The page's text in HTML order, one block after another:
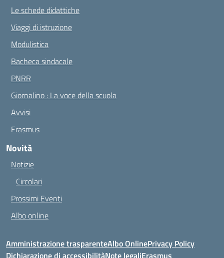
Le schede didattiche
Viaggi di istruzione
Modulistica
Bacheca sindacale
PNRR
Giornalino : La voce della scuola
Avvisi
Erasmus
Novità
Notizie
Circolari
Prossimi Eventi
Albo online
Amministrazione trasparenteAlbo OnlinePrivacy Policy